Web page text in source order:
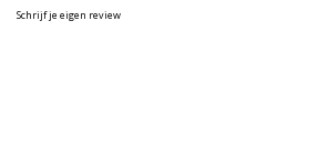
Schrijf je eigen review